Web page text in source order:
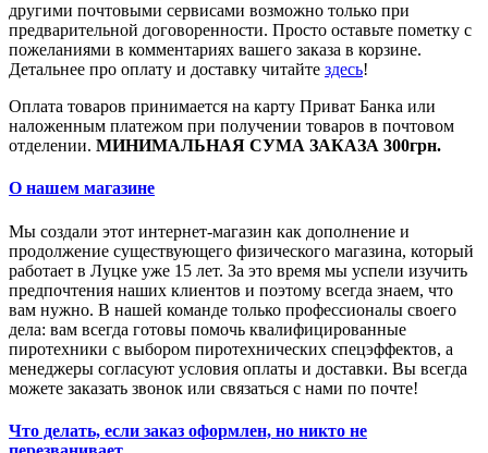
другими почтовыми сервисами возможно только при
предварительной договоренности. Просто оставьте пометку с
пожеланиями в комментариях вашего заказа в корзине.
Детальнее про оплату и доставку читайте здесь!
Оплата товаров принимается на карту Приват Банка или
наложенным платежом при получении товаров в почтовом
отделении. МИНИМАЛЬНАЯ СУМА ЗАКАЗА 300грн.
О нашем магазине
Мы создали этот интернет-магазин как дополнение и
продолжение существующего физического магазина, который
работает в Луцке уже 15 лет. За это время мы успели изучить
предпочтения наших клиентов и поэтому всегда знаем, что
вам нужно. В нашей команде только профессионалы своего
дела: вам всегда готовы помочь квалифицированные
пиротехники с выбором пиротехнических спецэффектов, а
менеджеры согласуют условия оплаты и доставки. Вы всегда
можете заказать звонок или связаться с нами по почте!
Что делать, если заказ оформлен, но никто не